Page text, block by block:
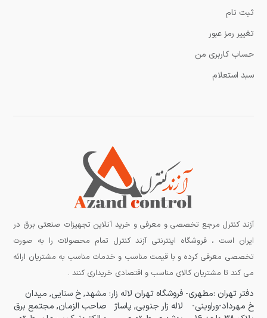
ثبت نام
تغییر رمز عبور
حساب کاربری من
سبد استعلام
آزند کنترل مرجع تخصصی و معرفی و خرید آنلاین تجهیزات صنعتی برق در
ایران است ، فروشگاه اینترنتی آزند کنترل تمام محصولات را به صورت
تخصصی معرفی کرده و با قیمت مناسب و خدمات مناسب به مشتریان ارائه
می کند تا مشتریان کالای مناسب و اقتصادی خریداری کنند .
دفتر تهران :مطهری-
خ مهرداد-وراوینی-
فروشگاه تهران لاله زار:
لاله زار جنوبی, پاساژ
مشهد, خ سنایی, میدان
صاحب الزمان, مجتمع برق